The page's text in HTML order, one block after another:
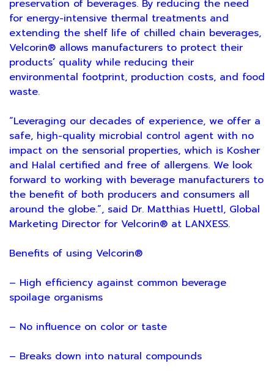
preservation of beverages. By reducing the need
for energy-intensive thermal treatments and
extending the shelf life of chilled chain beverages,
Velcorin® allows manufacturers to protect their
products’ quality while reducing their
environmental footprint, production costs, and food
waste.
“Leveraging our decades of experience, we offer a
safe, high-quality microbial control agent with no
impact on the sensorial properties, which is Kosher
and Halal certified and free of allergens. We look
forward to working with beverage manufacturers to
the benefit of both producers and consumers all
around the globe.”, said Dr. Matthias Huettl, Global
Marketing Director for Velcorin® at LANXESS.
Benefits of using Velcorin®
– High efficiency against common beverage
spoilage organisms
– No influence on color or taste
– Breaks down into natural compounds